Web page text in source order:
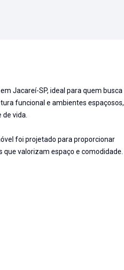
Jacareí-SP, ideal para quem busca
funcional e ambientes espaçosos,
vida.
foi projetado para proporcionar
valorizam espaço e comodidade.